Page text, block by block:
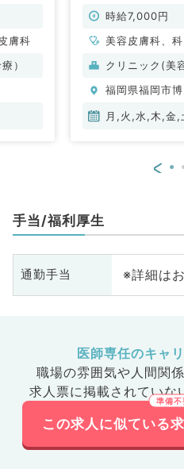
膚科
）
問／非常勤）
時給7,000円
美容皮膚科、
クリニック(美
福岡県福岡市
月,火,水,木,金,
<
手当/福利厚生
通勤手当 ※詳細は
医師専任のキャ
職場の雰囲気や人間関係
求人票に掲載されていな
この求人に似ている